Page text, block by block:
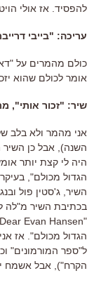
להפסיד. אז אולי
עריכה: "בייבי
כולם מהמרים על
אומר לכולם שהוא
שיר: "זכור אותי",
אני מהמר ולא בלב
השנה), אבל כן השיר
הגדול מכולם",
השיר, ג'סטין פול
בכתיבת השיר מ"לה
הגדול מכולם". אז
ל"ספר המורמונים"
הקרח"), אבל אשמח